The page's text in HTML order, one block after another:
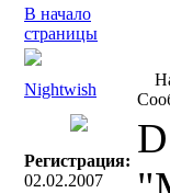
В начало
страницы
Nightwish
Регистрация:
02.02.2007